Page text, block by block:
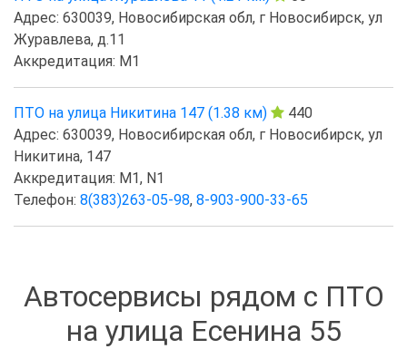
Адрес: 630039, Новосибирская обл, г Новосибирск, ул
Журавлева, д.11
Аккредитация: M1
ПТО на улица Никитина 147 (1.38 км)
440
Адрес: 630039, Новосибирская обл, г Новосибирск, ул
Никитина, 147
Аккредитация: M1, N1
Телефон: 8(383)263-05-98, 8-903-900-33-65
Автосервисы рядом с ПТО
на улица Есенина 55